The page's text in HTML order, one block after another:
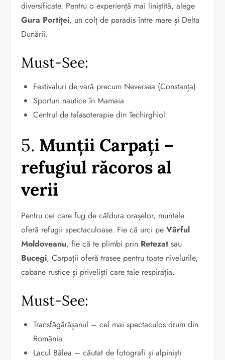
diversificate. Pentru o experiență mai liniștită, alege
Gura Portiței, un colț de paradis între mare și Delta
Dunării.
Must-See:
Festivaluri de vară precum Neversea (Constanța)
Sporturi nautice în Mamaia
Centrul de talasoterapie din Techirghiol
5. Munții Carpați –
refugiul răcoros al
verii
Pentru cei care fug de căldura orașelor, muntele
oferă refugii spectaculoase. Fie că urci peVârful
Moldoveanu, fie că te plimbi prin Retezat sau
Bucegi, Carpații oferă trasee pentru toate nivelurile,
cabane rustice și priveliști care taie respirația.
Must-See:
Transfăgărășanul – cel mai spectaculos drum din
România
Lacul Bâlea – căutat de fotografi și alpiniști